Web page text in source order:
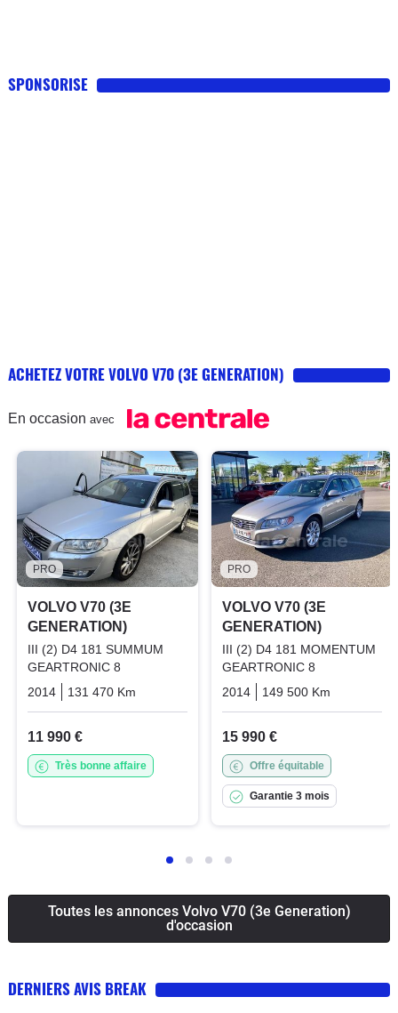
SPONSORISE
ACHETEZ VOTRE VOLVO V70 (3E GENERATION)
En occasion avec
PRO
VOLVO V70 (3E
GENERATION)
III (2) D4 181 SUMMUM
GEARTRONIC 8
2014
131 470 Km Diesel
11 990 €
Très bonne affaire
PRO
VOLVO V70 (3E
GENERATION)
III (2) D4 181 MOMENTUM
GEARTRONIC 8
2014
149 500 Km
15 990 €
Offre équitable
Garantie 3 mois
Toutes les annonces Volvo V70 (3e Generation)
d'occasion
DERNIERS AVIS BREAK